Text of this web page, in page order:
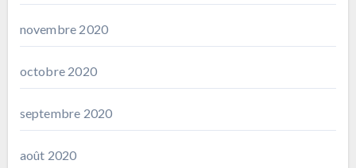
novembre 2020
octobre 2020
septembre 2020
août 2020